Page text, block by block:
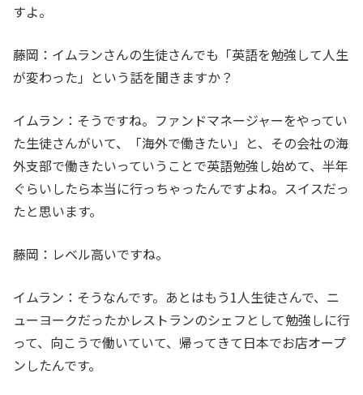
すよ。
藤岡：イムランさんの生徒さんでも「英語を勉強して人生
が変わった」という話を聞きますか？
イムラン：そうですね。ファンドマネージャーをやってい
た生徒さんがいて、「海外で働きたい」と、その会社の海
外支部で働きたいっていうことで英語勉強し始めて、半年
ぐらいしたら本当に行っちゃったんですよね。スイスだっ
たと思います。
藤岡：レベル高いですね。
イムラン：そうなんです。あとはもう1人生徒さんで、ニ
ューヨークだったかレストランのシェフとして勉強しに行
って、向こうで働いていて、帰ってきて日本でお店オープ
ンしたんです。